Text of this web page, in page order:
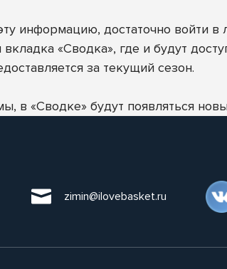
информацию, достаточно войти
«Сводка», где и будут
за текущий сезон.
в «Сводке» будут появляться
zimin@ilovebasket.ru